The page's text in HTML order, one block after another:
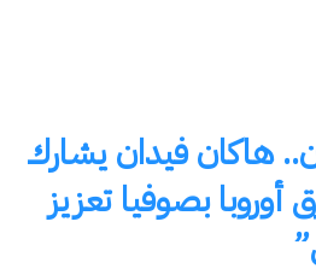
هاكان فيدان يشارك
بصوفيا تعزيز